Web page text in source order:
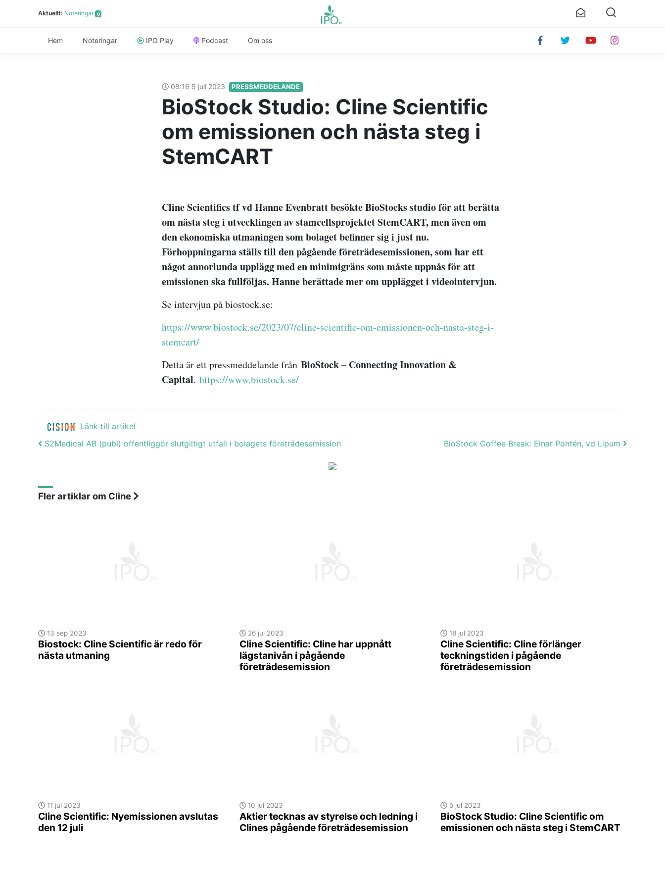
Aktuellt: Noteringar 0
Hem Noteringar IPO Play Podcast Om oss
08:16 5 juli 2023 PRESSMEDDELANDE
BioStock Studio: Cline Scientific
om emissionen och nästa steg i
StemCART
Cline Scientifics tf vd Hanne Evenbratt besökte BioStocks studio för att berätta
om nästa steg i utvecklingen av stamcellsprojektet StemCART, men även om
den ekonomiska utmaningen som bolaget befinner sig i just nu.
Förhoppningarna ställs till den pågående företrädesemissionen, som har ett
något annorlunda upplägg med en minimigräns som måste uppnås för att
emissionen ska fullföljas. Hanne berättade mer om upplägget i videointervjun.
Se intervjun på biostock.se:
https://www.biostock.se/2023/07/cline-scientific-om-emissionen-och-nasta-steg-i-
stemcart/
Detta är ett pressmeddelande från BioStock – Connecting Innovation &
Capital. https://www.biostock.se/
Länk till artikel
Post navigation
S2Medical AB (publ) offentliggör slutgiltigt utfall i bolagets företrädesemission BioStock Coffee Break: Einar Pontén, vd Lipum
Fler artiklar om Cline
13 sep 2023
Biostock: Cline Scientific är redo för
nästa utmaning
26 jul 2023
Cline Scientific: Cline har uppnått
lägstanivån i pågående
företrädesemission
18 jul 2023
Cline Scientific: Cline förlänger
teckningstiden i pågående
företrädesemission
11 jul 2023
Cline Scientific: Nyemissionen avslutas
den 12 juli
10 jul 2023
Aktier tecknas av styrelse och ledning i
Clines pågående företrädesemission
5 jul 2023
BioStock Studio: Cline Scientific om
emissionen och nästa steg i StemCART